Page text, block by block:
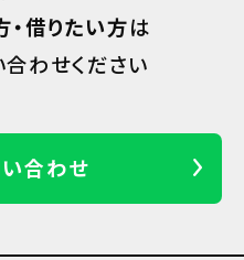
借りたい方は
わせください
合わせ